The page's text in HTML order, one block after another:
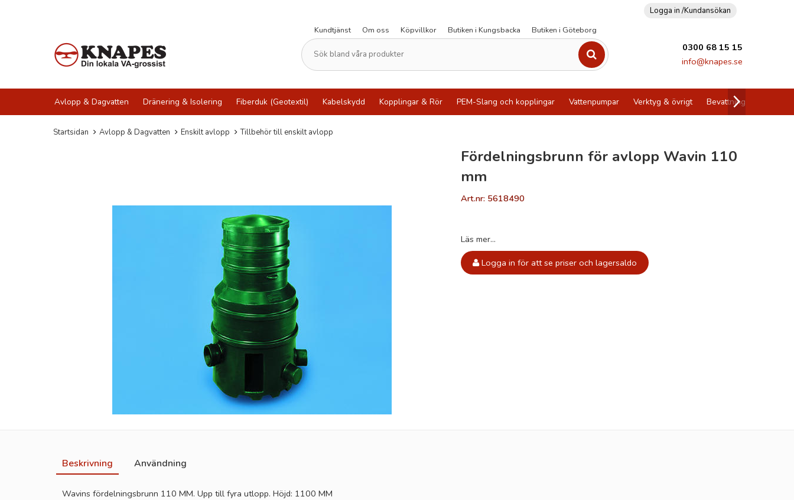
Logga in /Kundansökan
Kundtjänst
Om oss Köpvillkor Butiken i Kungsbacka Butiken i Göteborg
0300 68 15 15
info@knapes.se
Avlopp & Dagvatten Dränering & Isolering Fiberduk (Geotextil) Kabelskydd Kopplingar & Rör PEM-Slang och kopplingar Vattenpumpar Verktyg & övrigt Bevattning
Startsidan Avlopp & Dagvatten Enskilt avlopp Tillbehör till enskilt avlopp
Fördelningsbrunn för avlopp Wavin 110
mm
Art.nr: 5618490
Läs mer...
Logga in för att se priser och lagersaldo
Beskrivning Användning
Wavins fördelningsbrunn 110 MM. Upp till fyra utlopp. Höjd: 1100 MM